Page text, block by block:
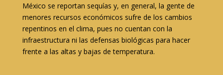
México se reportan sequías y, en general, la gente de
menores recursos económicos sufre de los cambios
repentinos en el clima, pues no cuentan con la
infraestructura ni las defensas biológicas para hacer
frente a las altas y bajas de temperatura.